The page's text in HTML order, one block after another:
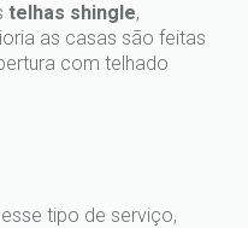
telhas shingle,
as casas são feitas
com telhado
tipo de serviço,